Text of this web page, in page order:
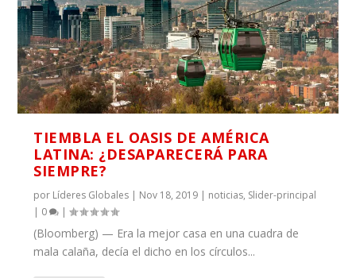
TIEMBLA EL OASIS DE AMÉRICA
LATINA: ¿DESAPARECERÁ PARA
SIEMPRE?
por Líderes Globales | Nov 18, 2019 | noticias, Slider-principal
| 0 |
(Bloomberg) — Era la mejor casa en una cuadra de
mala calaña, decía el dicho en los círculos...